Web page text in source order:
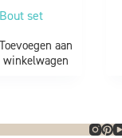
set
Toevoegen aan
winkelwagen